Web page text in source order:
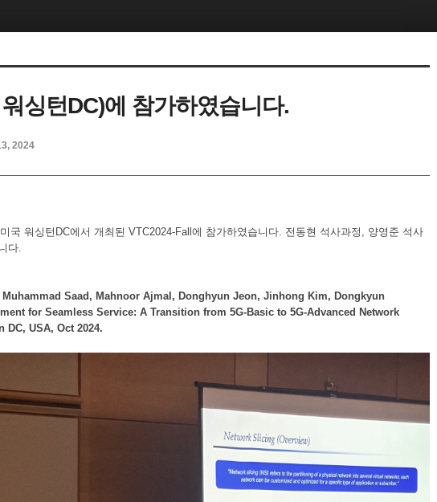
싱턴DC)에 참가하였습니다.
2024
국 워싱턴DC에서 개최된 VTC2024-Fall에 참가하였습니다. 전동현 석사과정, 양영준 석사
다.
Saad, Mahnoor Ajmal, Donghyun Jeon, Jinhong Kim, Dongkyun
for Seamless Service: A Transition from 5G-Basic to 5G-Advanced Network
DC, USA, Oct 2024.